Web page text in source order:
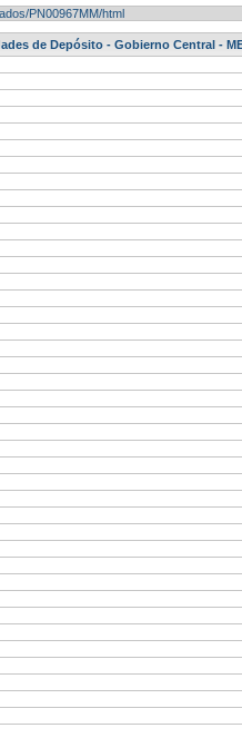
PN00967MM/html
de Depósito - Gobierno Central -